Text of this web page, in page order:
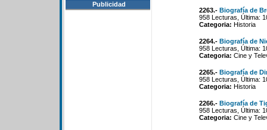
Publicidad
2263.- Biografía de
958 Lecturas, Última:
Categoria: Historia
2264.- Biografía de
958 Lecturas, Última:
Categoria: Cine y
2265.- Biografía de
958 Lecturas, Última:
Categoria: Historia
2266.- Biografía de
958 Lecturas, Última:
Categoria: Cine y